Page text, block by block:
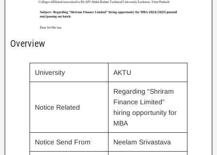
Overview
University AKTU
Notice Related
Regarding “Shriram
Finance Limited”
hiring opportunity for
MBA
Notice Send From Neelam Srivastava